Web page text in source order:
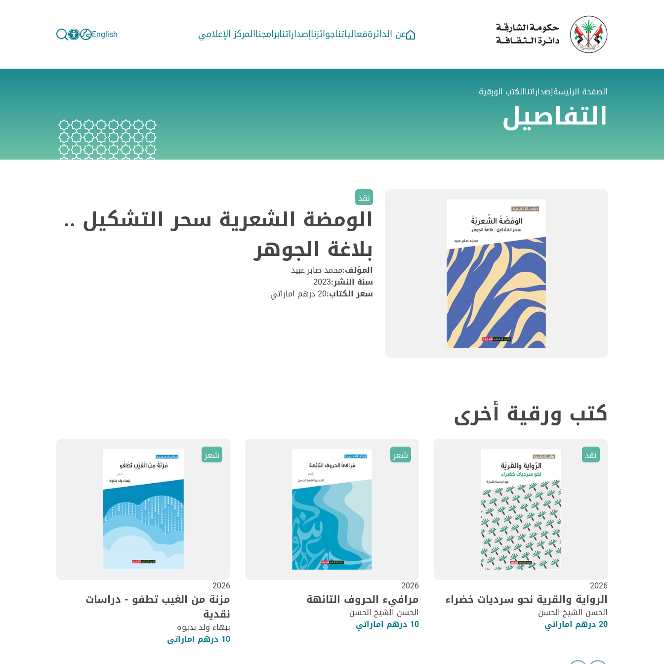
عن الدائرةفعالياتناجوائزناإصداراتنابرامجناالمركز الإعلامي English
الصفحة الرئيسةإصداراتناالكتب الورقية
التفاصيل
نقد
الومضة الشعرية سحر التشكيل ..
بلاغة الجوهر
المؤلف:محمد صابر عبيد
سنة النشر:2023
سعر الكتاب:20 درهم اماراتي
كتب ورقية أخرى
نقد
2026
الرواية والقرية نحو سرديات خضراء
الحسن الشيخ الحسن
20 درهم اماراتي
شعر
2026
مرافيء الحروف التائهة
الحسن الشيخ الحسن
10 درهم اماراتي
شعر
2026
مزنة من الغيب تطفو - دراسات
نقدية
ببهاء ولد بديوه
10 درهم اماراتي